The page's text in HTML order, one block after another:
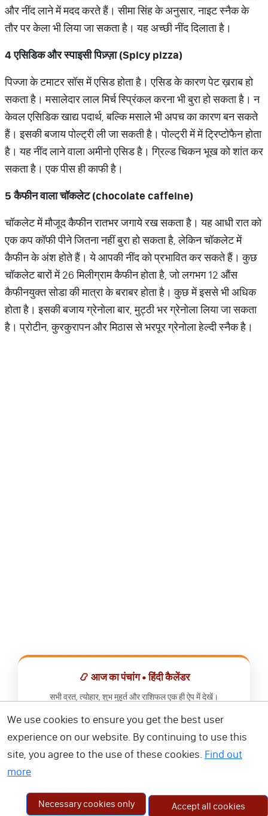
और नींद लाने में मदद करते हैं। सीमा सिंह के अनुसार, नाइट स्नैक के
तौर पर केला भी लिया जा सकता है। यह अच्छी नींद दिलाता है।
4एसिडिकऔरस्पाइसीपिज़्ज़ा(Spicy pizza)
पिज्जा के टमाटर सॉस में एसिड होता है। एसिड के कारण पेट ख़राब हो
सकता है। मसालेदार लाल मिर्च स्प्रिंकल करना भी बुरा हो सकता है। न
केवल एसिडिक खाद्य पदार्थ, बल्कि मसाले भी अपच का कारण बन सकते
हैं। इसकी बजाय पोल्ट्री ली जा सकती है। पोल्ट्री में में ट्रिप्टोफैन होता
है। यह नींद लाने वाला अमीनो एसिड है। ग्रिल्ड चिकन भूख को शांत कर
सकता है। एक पीस ही काफी है।
5कैफीनवालाचॉकलेट(chocolate caffeine)
चॉकलेट में मौजूद कैफीन रातभर जगाये रख सकता है। यह आधी रात को
एक कप कॉफी पीने जितना नहीं बुरा हो सकता है, लेकिन चॉकलेट में
कैफीन के अंश होते हैं। ये आपकी नींद को प्रभावित कर सकते हैं। कुछ
चॉकलेट बारों में 26 मिलीग्राम कैफीन होता है, जो लगभग 12 औंस
कैफीनयुक्त सोडा की मात्रा के बराबर होता है। कुछ में इससे भी अधिक
होता है। इसकी बजाय ग्रेनोला बार, मुट्ठी भर ग्रेनोला लिया जा सकता
है। प्रोटीन, कुरकुरापन और मिठास से भरपूर ग्रेनोला हेल्दी स्नैक है।
📿 आज का पंचांग • हिंदी कैलेंडर
सभी व्रत, त्योहार, शुभ मुहूर्त और राशिफल एक ही ऐप में देखें।
📅 हिंदी कैलेंडर ऐप डाउनलोड करें
We use cookies to ensure you get the best user
experience on our website. By continuing to use this
site, you agree to the use of these cookies. Find out
more
Necessary cookies only Accept all cookies